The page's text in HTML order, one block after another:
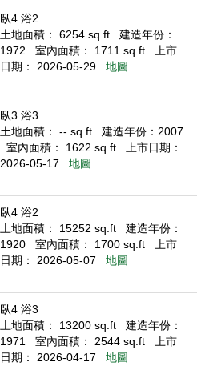
臥4 浴2
土地面積： 6254 sq.ft
建造年份：
1972
室內面積： 1711 sq.ft
上市
日期： 2026-05-29
地圖
臥3 浴3
土地面積： -- sq.ft
建造年份：2007
室內面積： 1622 sq.ft
上市日期：
2026-05-17
地圖
臥4 浴2
土地面積： 15252 sq.ft
建造年份：
1920
室內面積： 1700 sq.ft
上市
日期： 2026-05-07
地圖
臥4 浴3
土地面積： 13200 sq.ft
建造年份：
1971
室內面積： 2544 sq.ft
上市
日期： 2026-04-17
地圖